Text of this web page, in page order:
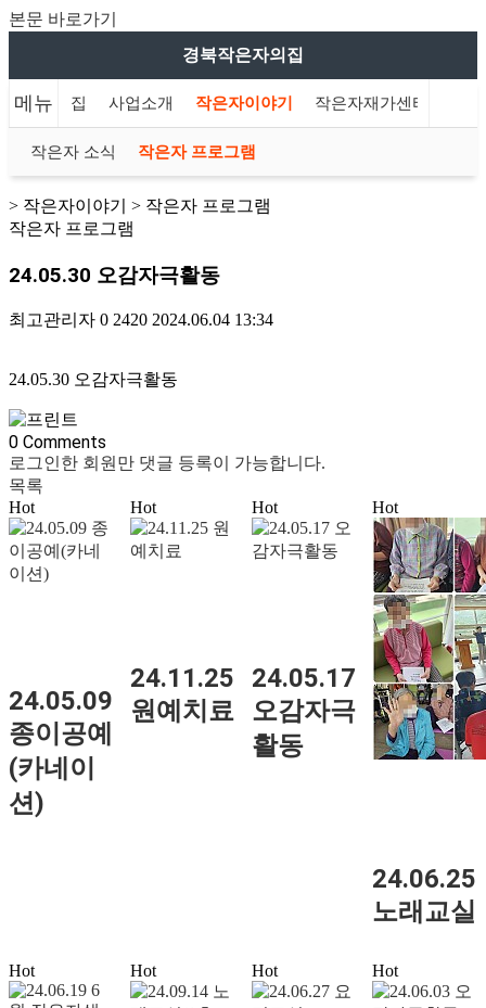
본문 바로가기
경북작은자의집
메뉴
작은자의집 사업소개 작은자이야기 작은자재가센터
작은자 소식 작은자 프로그램
> 작은자이야기 > 작은자 프로그램
작은자 프로그램
24.05.30 오감자극활동
최고관리자 0 2420 2024.06.04 13:34
24.05.30 오감자극활동
0 Comments
로그인한 회원만 댓글 등록이 가능합니다.
목록
Hot
24.05.09
종이공예
(카네이
션)
Hot
24.11.25
원예치료
Hot
24.05.17
오감자극
활동
Hot
24.06.25
노래교실
Hot Hot Hot Hot